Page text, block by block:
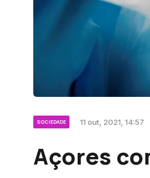
SOCIEDADE 11 out, 2021, 14:57
Açores